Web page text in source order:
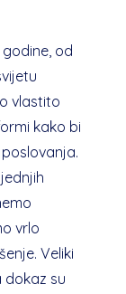
godine, od
vlastito
kako bi
vrlo
Veliki
su